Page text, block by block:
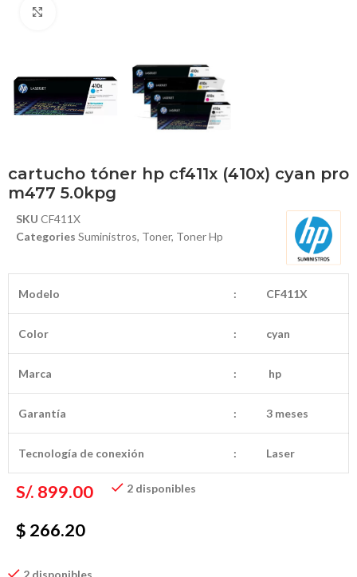
cartucho tóner hp cf411x (410x) cyan pro
m477 5.0kpg
SKU CF411X
Categories Suministros, Toner, Toner Hp
Modelo : CF411X
Color : cyan
Marca : hp
Garantía : 3 meses
Tecnología de conexión : Laser
S/. 899.00
$ 266.20
2 disponibles